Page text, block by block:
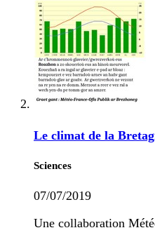
Le climat de la
Sciences
07/07/2019
Une collaboration